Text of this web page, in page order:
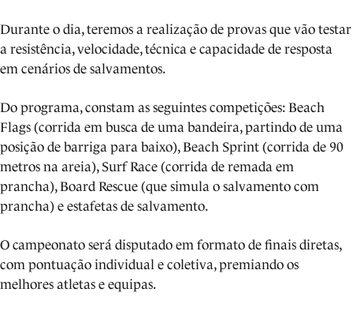
Durante o dia, teremos a realização de provas que vão testar
a resistência, velocidade, técnica e capacidade de resposta
em cenários de salvamentos.
Do programa, constam as seguintes competições: Beach
Flags (corrida em busca de uma bandeira, partindo de uma
posição de barriga para baixo), Beach Sprint (corrida de 90
metros na areia), Surf Race (corrida de remada em
prancha), Board Rescue (que simula o salvamento com
prancha) e estafetas de salvamento.
O campeonato será disputado em formato de finais diretas,
com pontuação individual e coletiva, premiando os
melhores atletas e equipas.